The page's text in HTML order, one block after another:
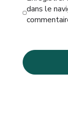
dans le